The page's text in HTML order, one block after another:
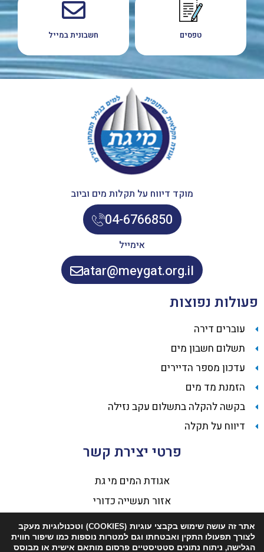
טפסים חשבונית במייל
מוקד דיווח על תקלות מים וביוב
04-6766850
אימייל
atar@meygat.org.il
פעולות נפוצות
עוברים דירה
תשלום חשבון מים
עדכון מספר הדיירים
הזמנת מד מים
בקשה להקלה בתשלום עקב נזילה
דיווח על תקלה
פרטי יצירת קשר
אגודת המים מי גת
אזור תעשייה כדורי
​​ד.נ גליל תחתון
מיקוד 1524800 כדורי
אתר זה עושה שימוש בקבצי עוגיות (COOKIES) וטכנולוגיות מעקב
לצורך תפעולו התקין ואבטחתו וגם למטרות נוספות כמו שיפור חווית
הגלישה, ניתוח נתונים סטטיסטיים פרסום מותאם אישית או מבוסס